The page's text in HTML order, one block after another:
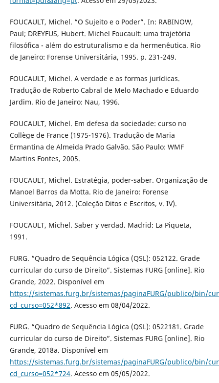
FOUCAULT, Michel. “O Sujeito e o Poder”. In: RABINOW,
Paul; DREYFUS, Hubert. Michel Foucault: uma trajetória
filosófica - além do estruturalismo e da hermenêutica. Rio
de Janeiro: Forense Universitária, 1995. p. 231-249.
FOUCAULT, Michel. A verdade e as formas jurídicas.
Tradução de Roberto Cabral de Melo Machado e Eduardo
Jardim. Rio de Janeiro: Nau, 1996.
FOUCAULT, Michel. Em defesa da sociedade: curso no
Collège de France (1975-1976). Tradução de Maria
Ermantina de Almeida Prado Galvão. São Paulo: WMF
Martins Fontes, 2005.
FOUCAULT, Michel. Estratégia, poder-saber. Organização de
Manoel Barros da Motta. Rio de Janeiro: Forense
Universitária, 2012. (Coleção Ditos e Escritos, v. IV).
FOUCAULT, Michel. Saber y verdad. Madrid: La Piqueta,
1991.
FURG. “Quadro de Sequência Lógica (QSL): 052122. Grade
curricular do curso de Direito”. Sistemas FURG [online]. Rio
Grande, 2022. Disponível em
https://sistemas.furg.br/sistemas/paginaFURG/publico/bin/
cd_curso=052*892. Acesso em 08/04/2022.
FURG. “Quadro de Sequência Lógica (QSL): 0522181. Grade
curricular do curso de Direito”. Sistemas FURG [online]. Rio
Grande, 2018a. Disponível em
https://sistemas.furg.br/sistemas/paginaFURG/publico/bin/
cd_curso=052*724. Acesso em 05/05/2022.